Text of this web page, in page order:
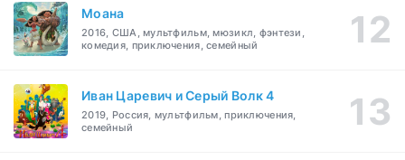
Моана
2016, США, мультфильм, мюзикл, фэнтези,
комедия, приключения, семейный
Иван Царевич и Серый Волк 4
2019, Россия, мультфильм, приключения,
семейный